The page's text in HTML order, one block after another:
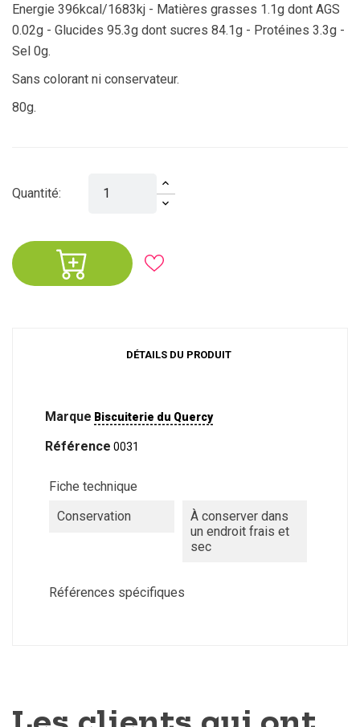
Energie 396kcal/1683kj - Matières grasses 1.1g dont AGS
0.02g - Glucides 95.3g dont sucres 84.1g - Protéines 3.3g -
Sel 0g.
Sans colorant ni conservateur.
80g.
Quantité:
DÉTAILS DU PRODUIT
Marque Biscuiterie du Quercy
Référence 0031
Fiche technique
Conservation
À conserver dans
un endroit frais et
sec
Références spécifiques